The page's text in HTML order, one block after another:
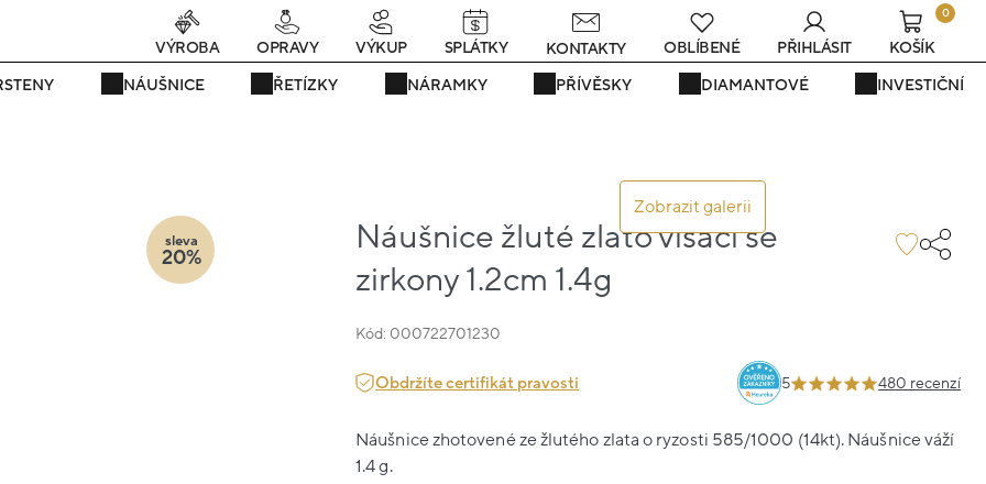
teď! - 20 % na vše! Kód: SRPEN20 25 dní : 17h : 13m : 25s
NÁUŠNICE ŘETÍZKY NÁRAMKY PŘÍVĚSKY DIAMANTOVÉ INVESTIČNÍ
VÝROBA OPRAVY VÝKUP SPLÁTKY KONTAKTY OBLÍBENÉ PŘIHLÁSIT
0
KOŠÍK
Zobrazit galerii
Náušnice žluté zlato visací se
zirkony 1.2cm 1.4g
Kód: 000722701230
sleva
20%
Obdržíte certifikát pravosti 5 480 recenzí
Náušnice zhotovené ze žlutého zlata o ryzosti 585/1000 (14kt). Náušnice váží
1.4 g.